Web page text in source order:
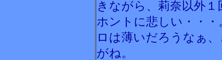
きながら、莉奈以外
ホントに悲しい・・
ロは薄いだろうなぁ
がね。